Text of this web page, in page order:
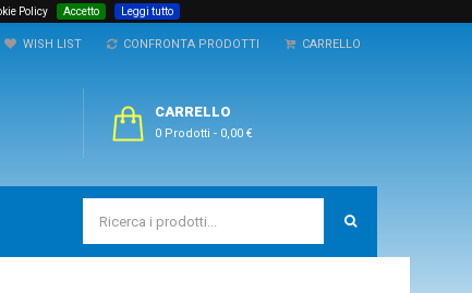
Policy Accetto Leggi tutto
WISH LIST CONFRONTA PRODOTTI CARRELLO
CARRELLO
0 Prodotti - 0,00 €